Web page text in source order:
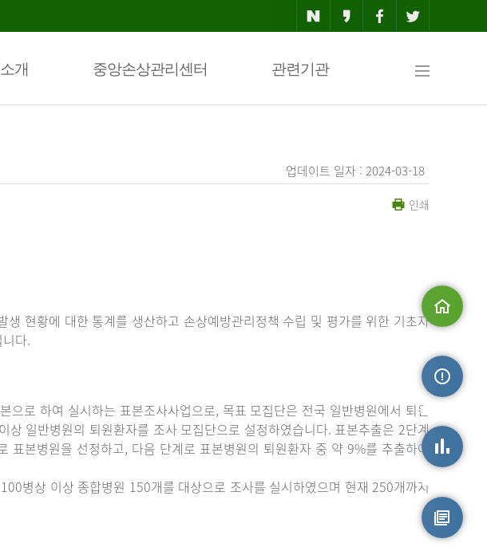
개 중앙손상관리센터 관련기관
맵
업데이트 일자 : 2024-03-18
인쇄
생 현황에 대한 통계를 생산하고 손상예방관리정책 수립 및 평가를 위한 기초자
다.
으로 하여 실시하는 표본조사사업으로, 목표 모집단은 전국 일반병원에서 퇴원
일반병원의 퇴원환자를 조사 모집단으로 설정하였습니다. 표본추출은 2단계
표본병원을 선정하고, 다음 단계로 표본병원의 퇴원환자 중 약 9%를 추출하여
병상 이상 종합병원 150개를 대상으로 조사를 실시하였으며 현재 250개까지
손상정보
손상통계